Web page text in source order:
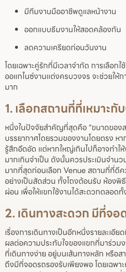
มีทีมงานมืออาชีพดูแลหน้างาน
ออกแบบธีมงานให้สอดคล้องกัน
ลดความเครียดก่อนวันงาน
โดยเฉพาะคู่รักที่มีเวลาจำกัด การเลือก
ออแกไนซ์งานแต่งครบวงจร จะช่วยให้ก
มาก
1. เลือกสถานที่ที่เหมาะกั
หนึ่งในปัจจัยสำคัญที่สุดคือ “ขนาดของ
บรรยากาศโดยรวมของงานโดยตรง ห
รู้สึกอึดอัด แต่หากใหญ่เกินไปก็อาจทำให้
มากเกินจำเป็น ดังนั้นควรประเมินจำน
มากที่สุดก่อนเลือก Venue สถานที่ที่ดี
อย่างเป็นสัดส่วน ทั้งโถงต้อนรับ ห้องพิ
ผ่อน เพื่อให้แขกใช้งานได้สะดวกตลอดทั้
2. เดินทางสะดวก มีที่จ
เรื่องการเดินทางเป็นอีกหนึ่งรายละเอีย
ผลต่อความประทับใจของแขกที่มาร่วม
ที่เดินทางง่าย อยู่บนเส้นทางหลัก หรือส
ถึงมีที่จอดรถรองรับเพียงพอ โดยเฉพ